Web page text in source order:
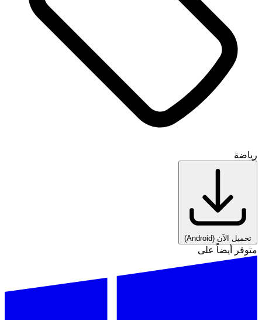
رياضة
تحميل الآن (Android)
متوفر أيضاً على